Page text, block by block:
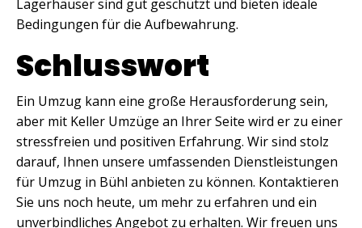
Lagerhäuser sind gut geschützt und bieten ideale
Bedingungen für die Aufbewahrung.
Schlusswort
Ein Umzug kann eine große Herausforderung sein,
aber mit Keller Umzüge an Ihrer Seite wird er zu einer
stressfreien und positiven Erfahrung. Wir sind stolz
darauf, Ihnen unsere umfassenden Dienstleistungen
für Umzug in Bühl anbieten zu können. Kontaktieren
Sie uns noch heute, um mehr zu erfahren und ein
unverbindliches Angebot zu erhalten. Wir freuen uns